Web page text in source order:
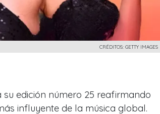
CRÉDITOS: GETTY IMAGES
edición número 25 reafirmando
influyente de la música global.